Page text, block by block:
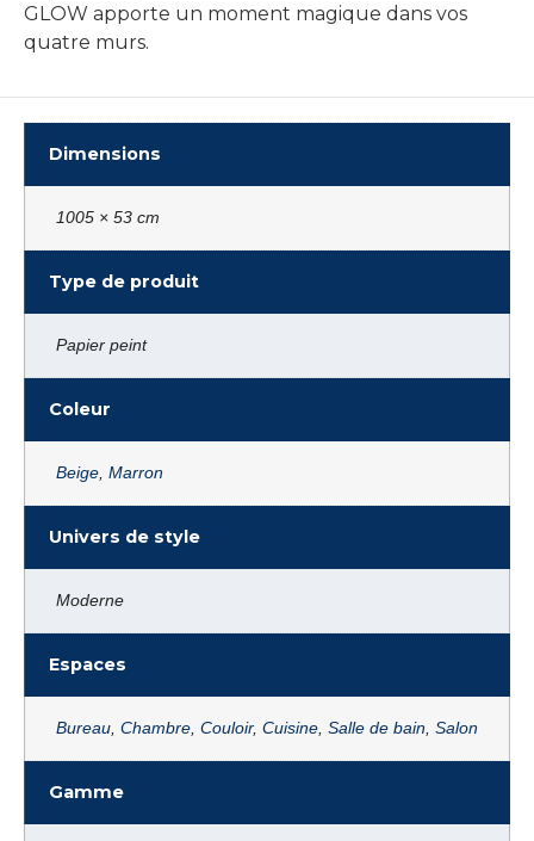
GLOW apporte un moment magique dans vos
quatre murs.
Dimensions
1005 × 53 cm
Type de produit
Papier peint
Coleur
Beige Marron
Univers de style
Moderne
Espaces
Bureau Chambre Couloir, Cuisine Salle de bain Salon
Gamme